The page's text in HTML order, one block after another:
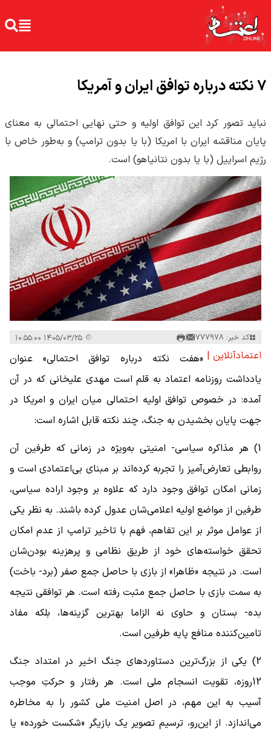
۷ نکته درباره توافق ایران و آمریکا
نباید تصور کرد این توافق اولیه و حتی نهایی احتمالی به معنای
پایان مناقشه ایران با امریکا (با یا بدون ترامپ) و به‌طور خاص با
رژیم اسراییل (با یا بدون نتانیاهو) است.
کد خبر: 777978
اعتمادآنلاین | «هفت نکته درباره توافق احتمالی» عنوان
یادداشت روزنامه اعتماد به قلم است مهدی علیخانی که در آن
آمده: در خصوص توافق اولیه احتمالی میان ایران و امریکا در
جهت پایان بخشیدن به جنگ، چند نکته قابل اشاره است:
1) هر مذاکره‌ سیاسی- امنیتی به‌ویژه در زمانی که طرفین آن
روابطی تعارض‌آمیز را تجربه کرده‌اند بر مبنای بی‌اعتمادی است و
زمانی امکان توافق وجود دارد که علاوه بر وجود اراده سیاسی،
طرفین از مواضع اولیه اعلامی‌شان عدول کرده باشند. به ‌نظر یکی
از عوامل موثر بر این تفاهم، فهم با تاخیر ترامپ از عدم امکان
تحقق خواسته‌های خود از طریق نظامی و پرهزینه بودن‌شان
است. در نتیجه «ظاهرا» از بازی با حاصل جمع صفر (برد- باخت)
به سمت بازی با حاصل جمع مثبت رفته است. هر توافقی نتیجه
بده- بستان و حاوی نه الزاما بهترین گزینه‌ها، بلکه مفاد
تامین‌کننده منافع پایه طرفین است.
2) یکی از بزرگ‌ترین دستاوردهای جنگ اخیر در امتداد جنگ
12روزه، تقویت انسجام ملی است. هر رفتار و حرکتِ موجب
آسیب به این مهم، در اصل امنیت ملی کشور را به مخاطره
می‌اندازد. از این‌رو، ترسیم تصویر یک بازیگر «شکست خورده» یا